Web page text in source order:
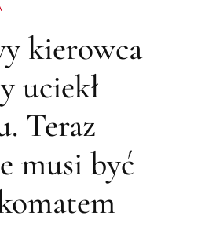
kierowca
uciekł
Teraz
musi być